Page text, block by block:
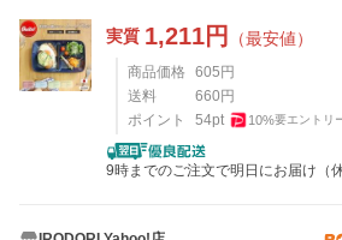
実質 1,211円 （最安値）
商品価格 605 円
送料
660 円
ポイント
54pt 10%要エントリ
9時までのご注文で明日にお届け（